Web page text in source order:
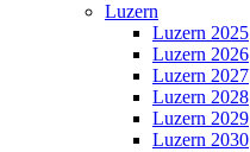
Luzern
Luzern 2025
Luzern 2026
Luzern 2027
Luzern 2028
Luzern 2029
Luzern 2030